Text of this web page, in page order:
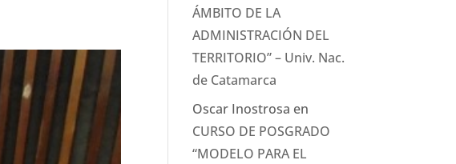
ÁMBITO DE LA
ADMINISTRACIÓN DEL
TERRITORIO” – Univ. Nac.
de Catamarca
Oscar Inostrosa en
CURSO DE POSGRADO
“MODELO PARA EL